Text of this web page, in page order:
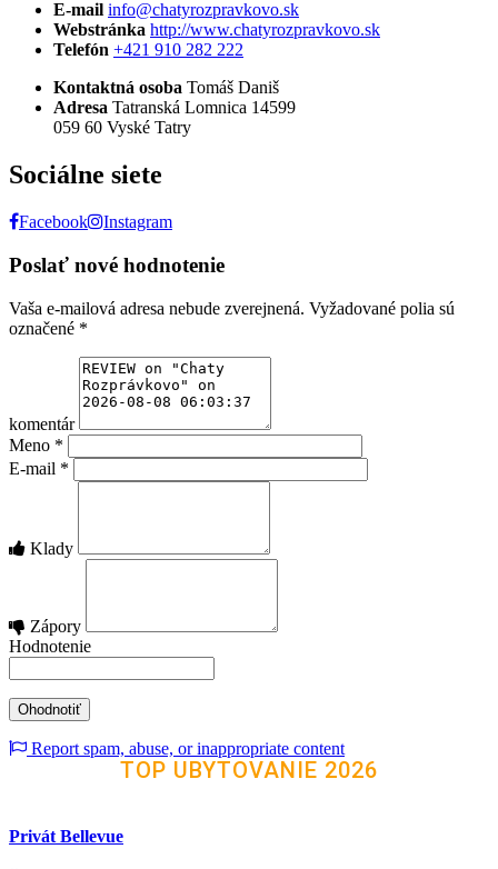
E-mail info@chatyrozpravkovo.sk
Webstránka http://www.chatyrozpravkovo.sk
Telefón +421 910 282 222
Kontaktná osoba Tomáš Daniš
Adresa Tatranská Lomnica 14599
059 60 Vyské Tatry
Sociálne siete
Facebook Instagram
Poslať nové hodnotenie
Vaša e-mailová adresa nebude zverejnená. Vyžadované polia sú
označené *
komentár
Meno *
E-mail *
Klady
Zápory
Hodnotenie
Report spam, abuse, or inappropriate content
TOP UBYTOVANIE 2026
Privát Bellevue